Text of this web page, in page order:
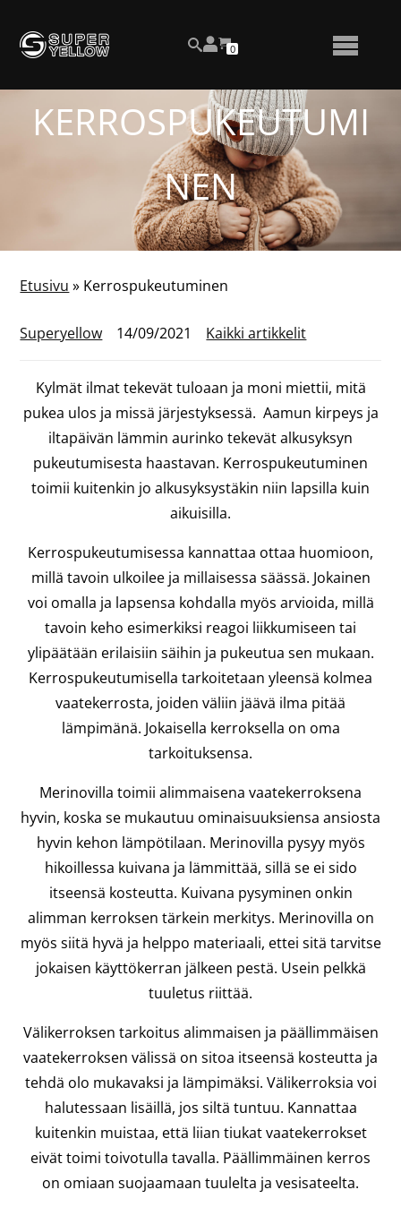
sisältöön
Katso
asiakastiliäsi
OSTOSKORISSA
OLEVIEN
0
NÄYTÄ
PIILOTA
KERROSPUKEUTUMI
NEN
Etusivu » Kerrospukeutuminen
Superyellow 14/09/2021 Kaikki artikkelit
Kylmät ilmat tekevät tuloaan ja moni miettii, mitä
pukea ulos ja missä järjestyksessä. Aamun kirpeys ja
iltapäivän lämmin aurinko tekevät alkusyksyn
pukeutumisesta haastavan. Kerrospukeutuminen
toimii kuitenkin jo alkusyksystäkin niin lapsilla kuin
aikuisilla.
Kerrospukeutumisessa kannattaa ottaa huomioon,
millä tavoin ulkoilee ja millaisessa säässä. Jokainen
voi omalla ja lapsensa kohdalla myös arvioida, millä
tavoin keho esimerkiksi reagoi liikkumiseen tai
ylipäätään erilaisiin säihin ja pukeutua sen mukaan.
Kerrospukeutumisella tarkoitetaan yleensä kolmea
vaatekerrosta, joiden väliin jäävä ilma pitää
lämpimänä. Jokaisella kerroksella on oma
tarkoituksensa.
Merinovilla toimii alimmaisena vaatekerroksena
hyvin, koska se mukautuu ominaisuuksiensa ansiosta
hyvin kehon lämpötilaan. Merinovilla pysyy myös
hikoillessa kuivana ja lämmittää, sillä se ei sido
itseensä kosteutta. Kuivana pysyminen onkin
alimman kerroksen tärkein merkitys. Merinovilla on
myös siitä hyvä ja helppo materiaali, ettei sitä tarvitse
jokaisen käyttökerran jälkeen pestä. Usein pelkkä
tuuletus riittää.
Välikerroksen tarkoitus alimmaisen ja päällimmäisen
vaatekerroksen välissä on sitoa itseensä kosteutta ja
tehdä olo mukavaksi ja lämpimäksi. Välikerroksia voi
halutessaan lisäillä, jos siltä tuntuu. Kannattaa
kuitenkin muistaa, että liian tiukat vaatekerrokset
eivät toimi toivotulla tavalla. Päällimmäinen kerros
on omiaan suojaamaan tuulelta ja vesisateelta.